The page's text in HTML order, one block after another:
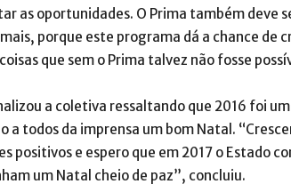
as oportunidades. O Prima também deve
porque este programa dá a chance de
que sem o Prima talvez não fosse
a coletiva ressaltando que 2016 foi
a todos da imprensa um bom Natal.
positivos e espero que em 2017 o Estado
um Natal cheio de paz”, concluiu.